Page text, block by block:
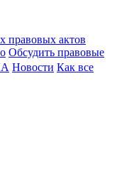
правовых актов
Обсудить правовые
Новости Как все